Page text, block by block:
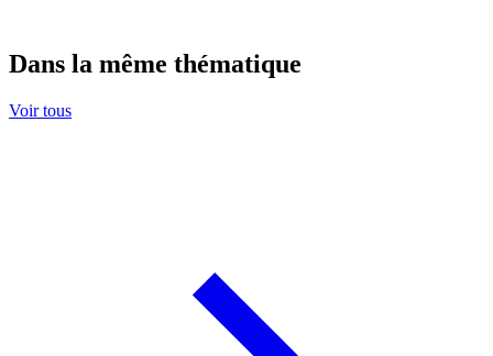
Dans la même thématique
Voir tous